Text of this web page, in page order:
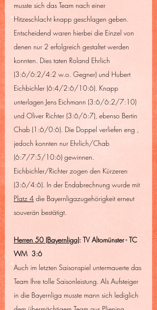
musste sich das Team nach einer
Hitzeschlacht knapp geschlagen geben.
Entscheidend waren hierbei die Einzel von
denen nur 2 erfolgreich gestaltet werden
konnten. Dies taten Roland Ehrlich
(3:6/6:2/4:2 w.o. Gegner) und Hubert
Eichbichler (6:4/2:6/10:6). Knapp
unterlagen Jens Eichmann (3:6/6:2/7:10)
und Oliver Richter (3:6/6:7), ebenso Bertin
Chab (1:6/0:6). Die Doppel verliefen eng ,
jedoch konnten nur Ehrlich/Chab
(6:7/7:5/10:6) gewinnen.
Eichbichler/Richter zogen den Kürzeren
(3:6/4:6). In der Endabrechnung wurde mit
Platz 4 die Bayernligazugehörigkeit erneut
souverän bestätigt.
Herren 50 (Bayernliga): TV Altomünster - TC
WM  3:6
Auch im letzten Saisonspiel untermauerte das
Team Ihre tolle Saisonleistung. Als Aufsteiger
in die Bayernliga musste mann sich lediglich